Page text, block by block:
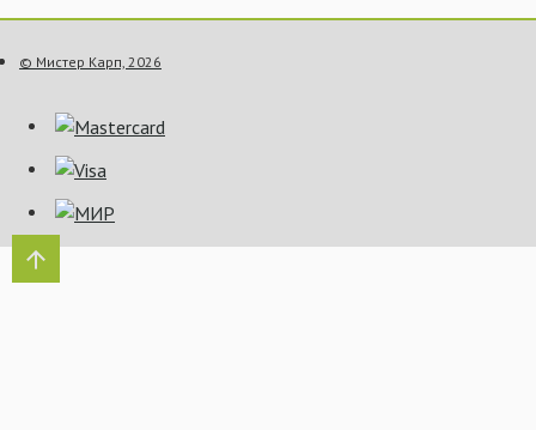
© Мистер Карп, 2026